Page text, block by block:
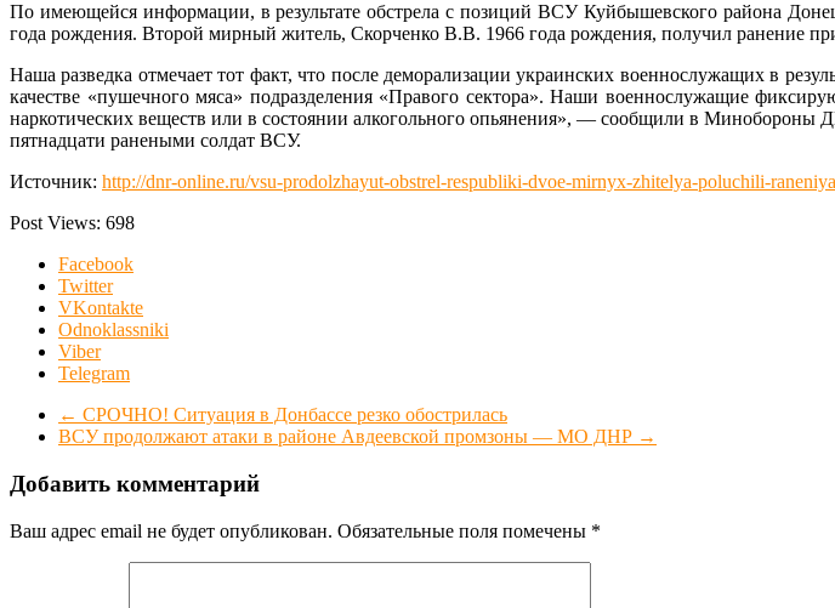
По имеющейся информации, в результате обстрела с позиций ВСУ Куйбышевского района
года рождения. Второй мирный житель, Скорченко В.В. 1966 года рождения, получил ранение
Наша разведка отмечает тот факт, что после деморализации украинских военнослужащих в
качестве «пушечного мяса» подразделения «Правого сектора». Наши военнослужащие
наркотических веществ или в состоянии алкогольного опьянения», — сообщили в
пятнадцати ранеными солдат ВСУ.
Источник: http://dnr-online.ru/vsu-prodolzhayut-obstrel-respubliki-dvoe-mirnyx-zhitelya-poluchili-
Post Views: 698
Facebook
Twitter
VKontakte
Odnoklassniki
Viber
Telegram
← СРОЧНО! Ситуация в Донбассе резко обострилась
ВСУ продолжают атаки в районе Авдеевской промзоны — МО ДНР →
Добавить комментарий
Ваш адрес email не будет опубликован. Обязательные поля помечены *